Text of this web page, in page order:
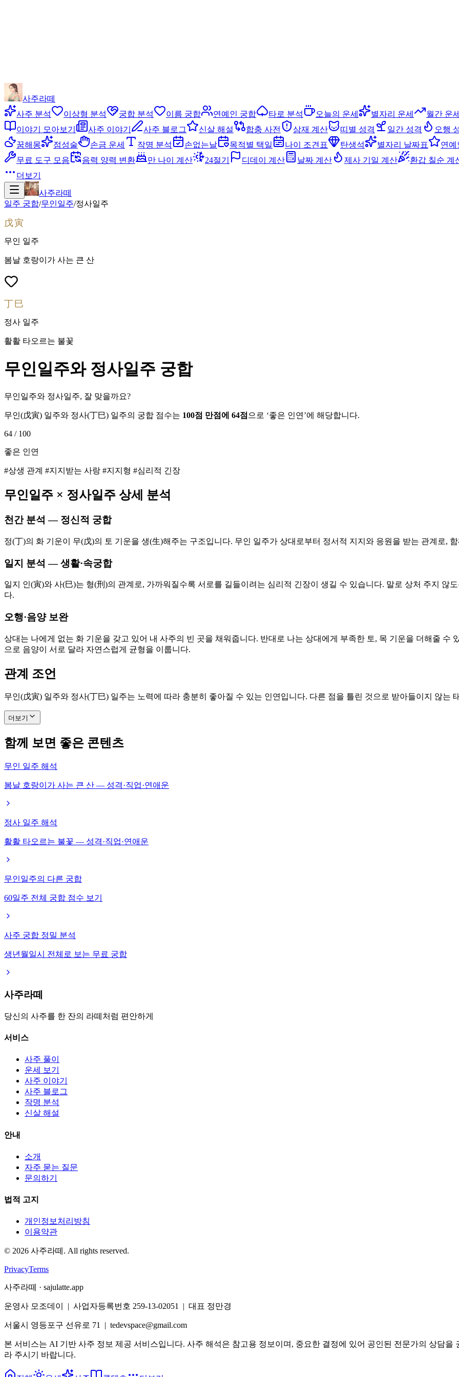
사주라떼
사주 분석
이상형 분석 궁합 분석 이름 궁합 연예인 궁합 타로 분석 오늘의 운세 별자리 운세 월간 운세
이야기 모아보기
사주 이야기 사주 블로그 신살 해설 합충 사전 삼재 계산 띠별 성격 일간 성격 오행
꿈해몽
점성술 손금 운세 작명 분석 손없는날 목적별 택일 나이 조견표 탄생석 별자리 날짜표
연예
무료 도구 모음
음력 양력 변환 만 나이 계산 24절기 디데이 계산 날짜 계산 제사 기일 계산 환갑 칠순 계
더보기
사주라떼
일주 궁합/무인일주/정사일주
戊寅
무인 일주
봄날 호랑이가 사는 큰 산
丁巳
정사 일주
활활 타오르는 불꽃
무인일주와 정사일주 궁합
무인일주와 정사일주, 잘 맞을까요?
무인(戊寅) 일주와 정사(丁巳) 일주의 궁합 점수는 100점 만점에 64점 으로 ‘좋은 인연 ’에 해당합니다.
64 / 100
좋은 인연
#상생 관계 #지지받는 사랑 #지지형 #심리적 긴장
무인일주 × 정사일주 상세 분석
천간 분석 — 정신적 궁합
정(丁)의 화 기운이 무(戊)의 토 기운을 생(生)해주는 구조입니다. 무인 일주가 상대로부터 정서적 지지와 응원을 받는 관계로,
일지 분석 — 생활·속궁합
일지 인(寅)와 사(巳)는 형(刑)의 관계로, 가까워질수록 서로를 길들이려는 심리적 긴장이 생길 수 있습니다. 말로 상처 주지 않
다.
오행·음양 보완
상대는 나에게 없는 화 기운을 갖고 있어 내 사주의 빈 곳을 채워줍니다. 반대로 나는 상대에게 부족한 토, 목 기운을 더해줄 수
으로 음양이 서로 달라 자연스럽게 균형을 이룹니다.
관계 조언
무인(戊寅) 일주와 정사(丁巳) 일주는 노력에 따라 충분히 좋아질 수 있는 인연입니다. 다른 점을 틀린 것으로 받아들이지 않는
더보기
함께 보면 좋은 콘텐츠
무인 일주 해석
봄날 호랑이가 사는 큰 산 — 성격·직업·연애운
정사 일주 해석
활활 타오르는 불꽃 — 성격·직업·연애운
무인일주의 다른 궁합
60일주 전체 궁합 점수 보기
사주 궁합 정밀 분석
생년월일시 전체로 보는 무료 궁합
사주라떼
당신의 사주를 한 잔의 라떼처럼 편안하게
서비스
사주 풀이
운세 보기
사주 이야기
사주 블로그
작명 분석
신살 해설
안내
소개
자주 묻는 질문
문의하기
법적 고지
개인정보처리방침
이용약관
© 2026 사주라떼. All rights reserved.
PrivacyTerms
사주라떼 · sajulatte.app
운영사 모조데이 | 사업자등록번호 259-13-02051 | 대표 정만경
서울시 영등포구 선유로 71 | tedevspace@gmail.com
본 서비스는 AI 기반 사주 정보 제공 서비스입니다. 사주 해석은 참고용 정보이며, 중요한 결정에 있어 공인된 전문가의 상담
라 주시기 바랍니다.